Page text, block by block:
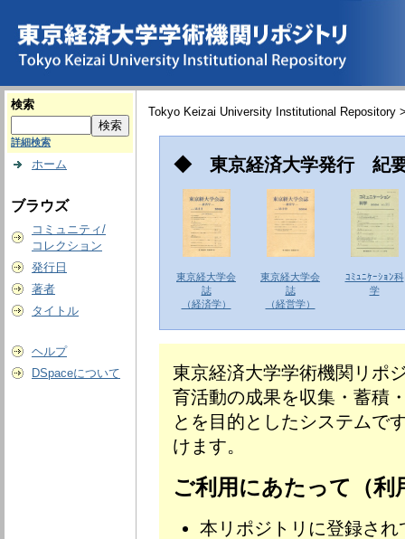
検索
詳細検索
ホーム
ブラウズ
コミュニティ/
コレクション
発行日
著者
タイトル
ヘルプ
DSpaceについて
Tokyo Keizai University Institutional Repository
◆ 東京経済大学発行 紀
東京経大学会
誌
（経済学）
東京経大学会
誌
（経営学）
ｺﾐｭﾆｹｰｼｮﾝ科
学
東京経済大学学術機関リポ
育活動の成果を収集・蓄積
とを目的としたシステムで
けます。
ご利用にあたって（利
本リポジトリに登録さ